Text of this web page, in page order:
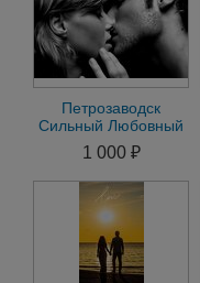
Петрозаводск
Сильный Любовный
Приворот на
Мужчину на
Женщину Гадание
1 000 ₽